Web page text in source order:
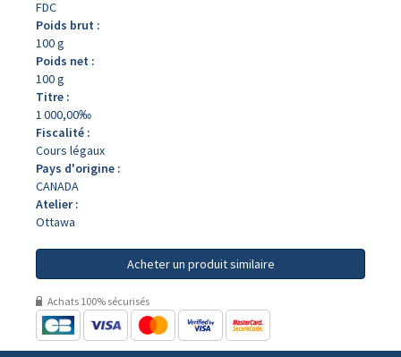
FDC
Poids brut :
100 g
Poids net :
100 g
Titre :
1 000,00‰
Fiscalité :
Cours légaux
Pays d'origine :
CANADA
Atelier :
Ottawa
Acheter un produit similaire
Achats 100% sécurisés